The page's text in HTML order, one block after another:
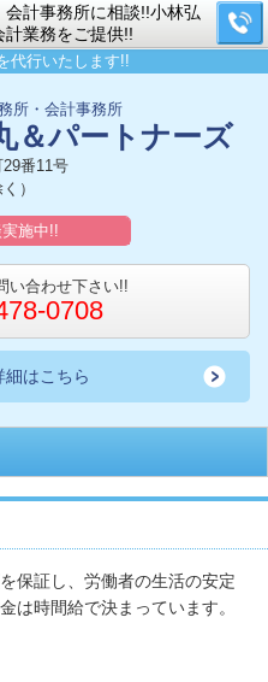
計事務所に相談!!小林弘
計業務をご提供!!
代行いたします!!
所・会計事務所
＆パートナーズ
番11号
）
施中!!
い合わせ下さい!!
0708
細はこちら
保証し、労働者の生活の安定
は時間給で決まっています。